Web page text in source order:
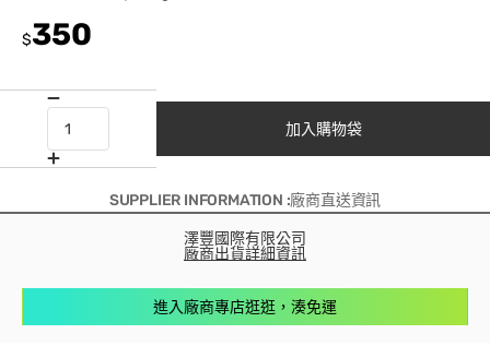
$350
加入購物袋
SUPPLIER INFORMATION :廠商直送資訊
澤豐國際有限公司
廠商出貨詳細資訊
進入廠商專店逛逛，湊免運